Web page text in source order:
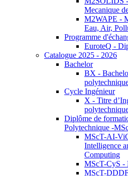
Mecanique
M2WAPE -
Eau, Air,
Programme
EuroteQ -
Catalogue 2025 - 2026
Bachelor
BX -
Cycle Ingénieur
X - Titre
Diplôme de
Polytechnique -
MScT-AI-
Intelligence
Computing
MScT-CyS -
MScT-